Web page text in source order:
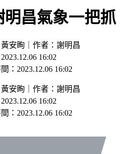
明昌氣象一把抓
安眴｜作者：謝明昌
16:02
：2023.12.06 16:02
黃安眴 作者 ： 謝明昌
2023.12.06 16:02
： 2023.12.06 16:02